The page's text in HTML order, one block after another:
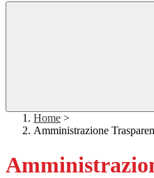
Home >
Amministrazione